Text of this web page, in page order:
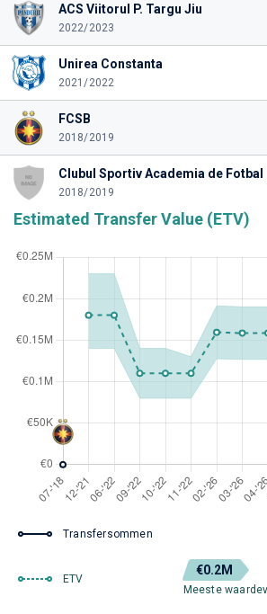
ACS Viitorul P. Targu Jiu
2022/2023
Unirea Constanta
2021/2022
FCSB
2018/2019
2018/2019
Estimated Transfer Value (ETV)
Transfersommen
ETV
€0.2M
Meeste